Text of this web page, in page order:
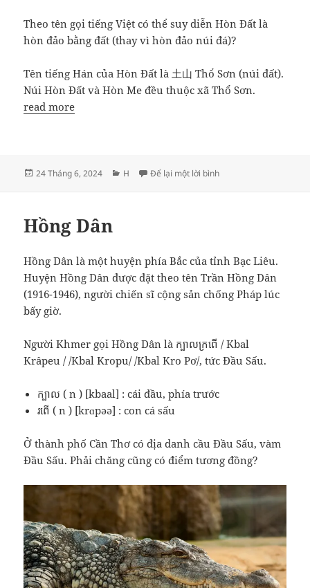
Theo tên gọi tiếng Việt có thể suy diễn Hòn Đất là
hòn đảo bằng đất (thay vì hòn đảo núi đá)?
Tên tiếng Hán của Hòn Đất là 土山 Thổ Sơn (núi đất).
Núi Hòn Đất và Hòn Me đều thuộc xã Thổ Sơn.
read more
Đăng
24 Tháng 6, 2024
Danh
H Để lại một lời bìnhở Hòn Đất
Hồng Dân
Hồng Dân là một huyện phía Bắc của tỉnh Bạc Liêu.
Huyện Hồng Dân được đặt theo tên Trần Hồng Dân
(1916-1946), người chiến sĩ cộng sản chống Pháp lúc
bấy giờ.
Người Khmer gọi Hồng Dân là ក្បាលក្រពើ / Kbal
Krâpeu / /Kbal Kropu/ /Kbal Kro Pơ/, tức Đầu Sấu.
ក្បាល ( n ) [kbaal] : cái đầu, phía trước
រពើ ( n ) [krɑpəə] : con cá sấu
Ở thành phố Cần Thơ có địa danh cầu Đầu Sấu, vàm
Đầu Sấu. Phải chăng cũng có điểm tương đồng?